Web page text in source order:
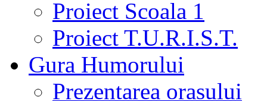
Proiect Scoala 1
Proiect T.U.R.I.S.T.
Gura Humorului
Prezentarea orasului